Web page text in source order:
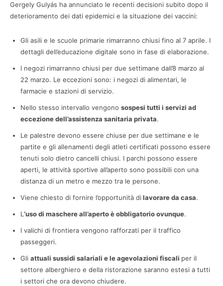
Gergely Gulyás ha annunciato le recenti decisioni subito dopo il
deterioramento dei dati epidemici e la situazione dei vaccini:
Gli asili e le scuole primarie rimarranno chiusi fino al 7 aprile. I
dettagli dell’educazione digitale sono in fase di elaborazione.
I negozi rimarranno chiusi per due settimane dall’8 marzo al
22 marzo. Le eccezioni sono: i negozi di alimentari, le
farmacie e stazioni di servizio.
Nello stesso intervallo vengono sospesi tutti i servizi ad
eccezione dell’assistenza sanitaria privata.
Le palestre devono essere chiuse per due settimane e le
partite e gli allenamenti degli atleti certificati possono essere
tenuti solo dietro cancelli chiusi. I parchi possono essere
aperti, le attività sportive all’aperto sono possibili con una
distanza di un metro e mezzo tra le persone.
Viene chiesto di fornire l’opportunità di lavorare da casa.
L ‘uso di maschere all’aperto è obbligatorio ovunque.
I valichi di frontiera vengono rafforzati per il traffico
passeggeri.
Gli attuali sussidi salariali e le agevolazioni fiscali per il
settore alberghiero e della ristorazione saranno estesi a tutti
i settori che ora devono chiudere.